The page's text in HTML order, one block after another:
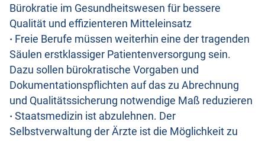
Bürokratie im Gesundheitswesen für bessere
Qualität und effizienteren Mitteleinsatz
· Freie Berufe müssen weiterhin eine der tragenden
Säulen erstklassiger Patientenversorgung sein.
Dazu sollen bürokratische Vorgaben und
Dokumentationspflichten auf das zu Abrechnung
und Qualitätssicherung notwendige Maß reduzieren
· Staatsmedizin ist abzulehnen. Der
Selbstverwaltung der Ärzte ist die Möglichkeit zu